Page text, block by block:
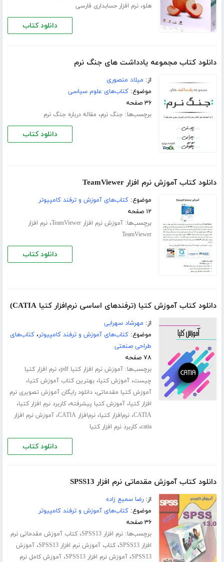
هلو،نرم افزار حسابداری فارسی
دانلود کتاب
دانلود کتاب مجموعه یادداشت های جنگ نرم
از: میلاد منصوری
موضوع:کتاب‌های علوم سیاسی
۳۶ صفحه
برچسب‌ها: جنگ نرم، مقاله درباره جنگ نرم
دانلود کتاب
دانلود کتاب آموزش نرم افزار TeamViewer
موضوع:کتاب‌های آموزش و ترفند کامپیوتر
۱۲ صفحه
برچسب‌ها:آموزش نرم افزار TeamViewer ،نرم افزار
TeamViewer
دانلود کتاب
دانلود کتاب آموزش کتیا (ترفندهای اساسی نرم‌افزار کتیا CATIA)
از: مهرشاد سهرابی
موضوع:کتاب‌های آموزش و ترفند کامپیوتر،کتاب‌های
طراحی صنعتی
۷۸ صفحه
برچسب‌ها:آموزش نرم افزار کتیا pdf ،نرم افزار کتیا
چیست،آموزش کتیا،بهترین کتاب آموزش کتیا،
آموزش کتیا مقدماتی،دانلود رایگان آموزش تصویری نرم
افزار کتیا،آموزش کتیا پیشرفته،کاربرد نرم افزار کتیا،
CATIA،نرم‌افزار کتیا،نرم‌افزار CATIA ،آموزش نرم افزار
catia،کاربرد نرم افزار کتیا
دانلود کتاب
دانلود کتاب آموزش مقدماتی نرم افزار SPSS13
از:رضا سمیع زاده
موضوع:کتاب‌های آموزش و ترفند کامپیوتر
۳۶ صفحه
برچسب‌ها:نرم افزار SPSS13 ،کتاب آموزش مقدماتی نرم
افزار SPSS13
،کتاب آموزش نرم افزار SPSS13 ،آموزش
SPSS13،آموزش نرم افزار SPSS13 ،آموزش کامل نرم